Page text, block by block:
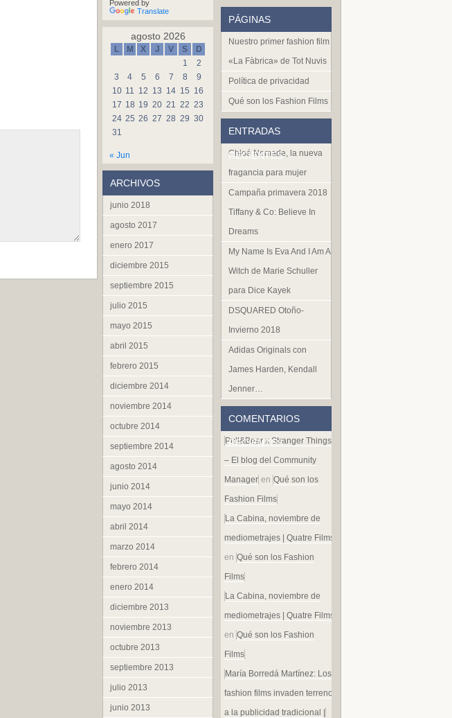
Powered by
Translate
agosto 2026
L M X J V S
D
1
2
3
4 5 6 7 8
9
10 11 12 13 14 15 16
17 18 19 20 21 22 23
24 25 26 27 28 29 30
31
« Jun
ARCHIVOS
junio 2018
agosto 2017
enero 2017
diciembre 2015
septiembre 2015
julio 2015
mayo 2015
abril 2015
febrero 2015
diciembre 2014
noviembre 2014
octubre 2014
septiembre 2014
agosto 2014
junio 2014
mayo 2014
abril 2014
marzo 2014
febrero 2014
enero 2014
diciembre 2013
noviembre 2013
octubre 2013
septiembre 2013
julio 2013
junio 2013
PÁGINAS
Nuestro primer fashion film
«La Fàbrica» de Tot Nuvis
Política de privacidad
Qué son los Fashion Films
ENTRADAS
RECIENTES
Chloé Nomade, la nueva
fragancia para mujer
Campaña primavera 2018
Tiffany & Co: Believe In
Dreams
My Name Is Eva And I Am A
Witch de Marie Schuller
para Dice Kayek
DSQUARED Otoño-
Invierno 2018
Adidas Originals con
James Harden, Kendall
Jenner…
COMENTARIOS
RECIENTES
Pull&Bear x Stranger Things
– El blog del Community
Manager en Qué son los
Fashion Films
La Cabina, noviembre de
mediometrajes | Quatre Films
en Qué son los Fashion
Films
La Cabina, noviembre de
mediometrajes | Quatre Films
en Qué son los Fashion
Films
María Borredá Martínez: Los
fashion films invaden terreno
a la publicidad tradicional |